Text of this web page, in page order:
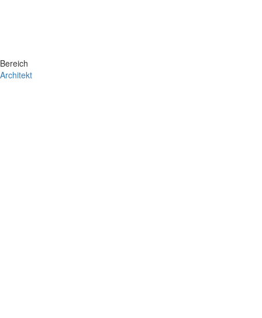
Bereich
Architekt